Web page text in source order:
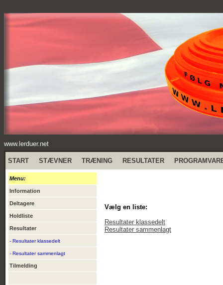
www.lerduer.net
START STÆVNER TRÆNING RESULTATER
Menu:
Information
Deltagere
Holdliste
Resultater
- Resultater klassedelt
- Resultater sammenlagt
Tilmelding
Vælg en liste:
Resultater klassedelt
Resultater sammenlagt